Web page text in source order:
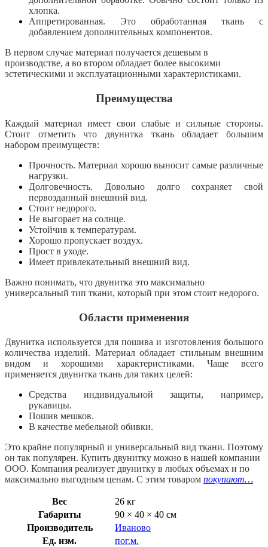
хлопка.
Аппретированная. Это обработанная ткань с
добавлением дополнительных компонентов.
В первом случае материал получается дешевым в
производстве, а во втором обладает более высокими
эстетическими и эксплуатационными характеристиками.
Преимущества
Каждый материал имеет свои слабые и сильные стороны.
Стоит отметить что двунитка ткань обладает большим
набором преимуществ:
Прочность. Материал хорошо выносит самые различные
нагрузки.
Долговечность. Довольно долго сохраняет свой
первозданный внешний вид.
Стоит недорого.
Не выгорает на солнце.
Устойчив к температурам.
Хорошо пропускает воздух.
Прост в уходе.
Имеет привлекательный внешний вид.
Важно понимать, что двунитка это максимально
универсальный тип ткани, который при этом стоит недорого.
Области применения
Двунитка используется для пошива и изготовления большого
количества изделий. Материал обладает стильным внешним
видом и хорошими характеристиками. Чаще всего
применяется двунитка ткань для таких целей:
Средства индивидуальной защиты, например,
рукавицы.
Пошив мешков.
В качестве мебельной обивки.
Это крайне популярный и универсальный вид ткани. Поэтому
он так популярен. Купить двунитку можно в нашей компании
ООО. Компания реализует двунитку в любых объемах и по
максимально выгодным ценам. С этим товаром покупают…
Вес
26 кг
Габариты
90 × 40 × 40 см
Производитель
Иваново
Ед. изм.
пог.м.